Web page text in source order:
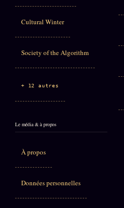
Cultural Winter
Society of the Algorithm
+ 12 autres
Le média & à propos
À propos
Données personnelles